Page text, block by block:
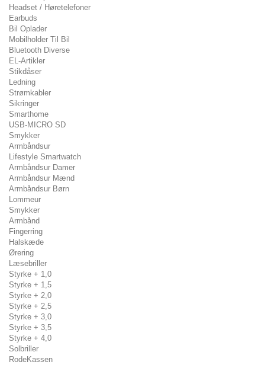
Headset / Høretelefoner
Earbuds
Bil Oplader
Mobilholder Til Bil
Bluetooth Diverse
EL-Artikler
Stikdåser
Ledning
Strømkabler
Sikringer
Smarthome
USB-MICRO SD
Smykker
Armbåndsur
Lifestyle Smartwatch
Armbåndsur Damer
Armbåndsur Mænd
Armbåndsur Børn
Lommeur
Smykker
Armbånd
Fingerring
Halskæde
Ørering
Læsebriller
Styrke + 1,0
Styrke + 1,5
Styrke + 2,0
Styrke + 2,5
Styrke + 3,0
Styrke + 3,5
Styrke + 4,0
Solbriller
RodeKassen